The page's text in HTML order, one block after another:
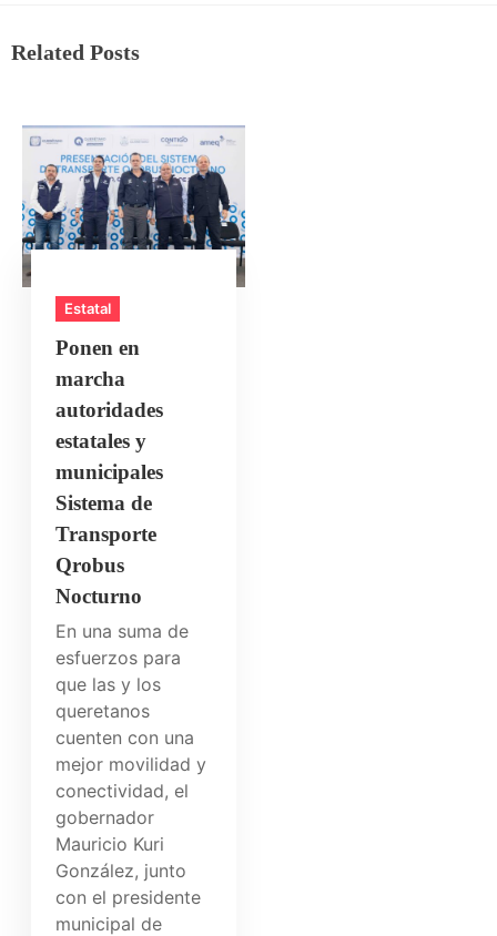
Related Posts
Estatal
Ponen en
marcha
autoridades
estatales y
municipales
Sistema de
Transporte
Qrobus
Nocturno
En una suma de
esfuerzos para
que las y los
queretanos
cuenten con una
mejor movilidad y
conectividad, el
gobernador
Mauricio Kuri
González, junto
con el presidente
municipal de